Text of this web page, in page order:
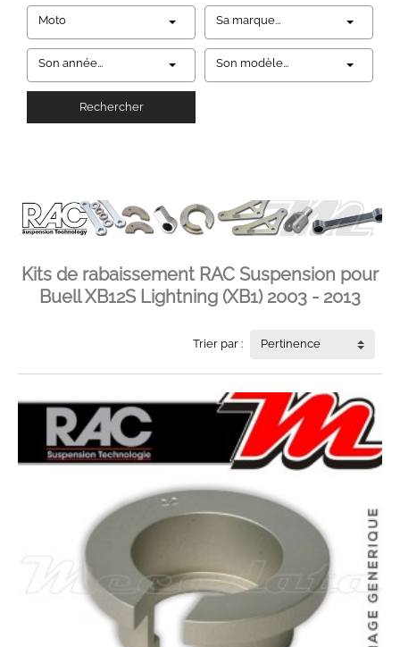
Moto Sa marque...
Son année... Son modèle...
Rechercher
Kits de rabaissement RAC Suspension pour
Buell XB12S Lightning (XB1) 2003 - 2013
Trier par : Pertinence